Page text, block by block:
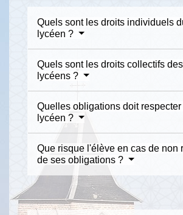
Quels sont les droits individuels
lycéen ?
Quels sont les droits collectifs des
lycéens ?
Quelles obligations doit respecter
lycéen ?
Que risque l'élève en cas de non
de ses obligations ?